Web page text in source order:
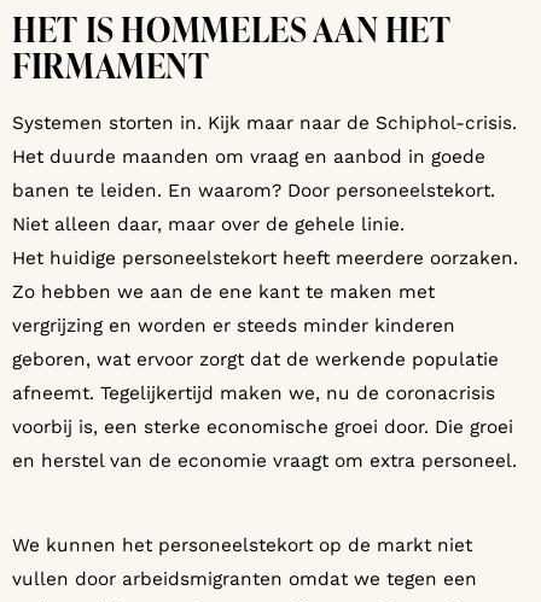
HET IS HOMMELES AAN HET
FIRMAMENT
Systemen storten in. Kijk maar naar de Schiphol-crisis.
Het duurde maanden om vraag en aanbod in goede
banen te leiden. En waarom? Door personeelstekort.
Niet alleen daar, maar over de gehele linie.
Het huidige personeelstekort heeft meerdere oorzaken.
Zo hebben we aan de ene kant te maken met
vergrijzing en worden er steeds minder kinderen
geboren, wat ervoor zorgt dat de werkende populatie
afneemt. Tegelijkertijd maken we, nu de coronacrisis
voorbij is, een sterke economische groei door. Die groei
en herstel van de economie vraagt om extra personeel.
We kunnen het personeelstekort op de markt niet
vullen door arbeidsmigranten omdat we tegen een